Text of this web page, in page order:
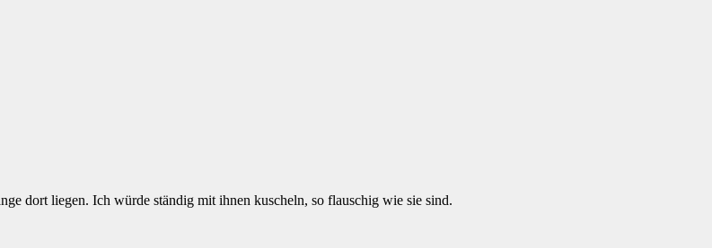
dort liegen. Ich würde ständig mit ihnen kuscheln, so flauschig wie sie sind.